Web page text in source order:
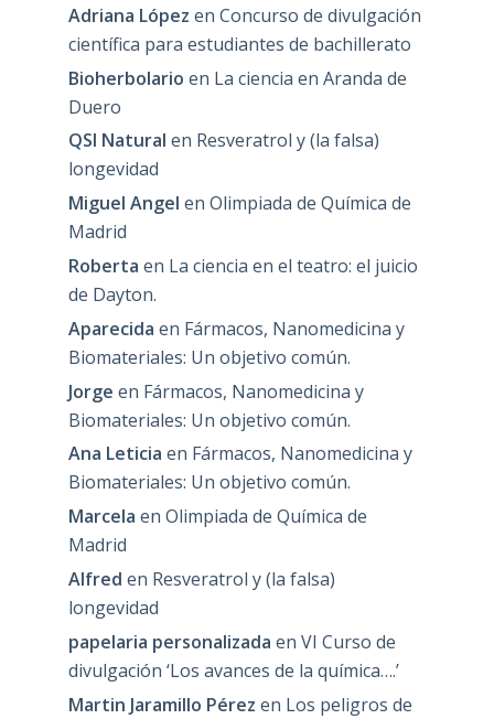
Adriana López en Concurso de divulgación
científica para estudiantes de bachillerato
Bioherbolario en La ciencia en Aranda de
Duero
QSI Natural en Resveratrol y (la falsa)
longevidad
Miguel Angel en Olimpiada de Química de
Madrid
Roberta en La ciencia en el teatro: el juicio
de Dayton.
Aparecida en Fármacos, Nanomedicina y
Biomateriales: Un objetivo común.
Jorge en Fármacos, Nanomedicina y
Biomateriales: Un objetivo común.
Ana Leticia en Fármacos, Nanomedicina y
Biomateriales: Un objetivo común.
Marcela en Olimpiada de Química de
Madrid
Alfred en Resveratrol y (la falsa)
longevidad
papelaria personalizada en VI Curso de
divulgación ‘Los avances de la química….’
Martin Jaramillo Pérez en Los peligros de